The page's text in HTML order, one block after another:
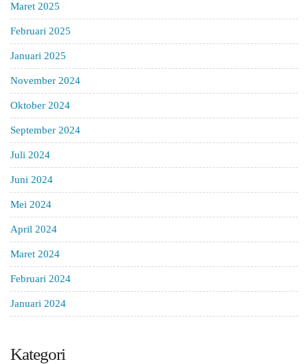
Maret 2025
Februari 2025
Januari 2025
November 2024
Oktober 2024
September 2024
Juli 2024
Juni 2024
Mei 2024
April 2024
Maret 2024
Februari 2024
Januari 2024
Kategori